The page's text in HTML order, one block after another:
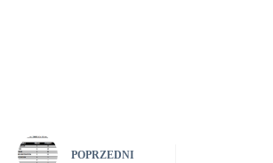
POPRZEDNI